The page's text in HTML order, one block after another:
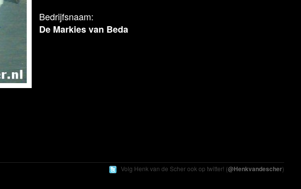
Bedrijfsnaam:
De Markies van Beda
Volg Henk van de Scherook op twitter! (@Henkvandescher)